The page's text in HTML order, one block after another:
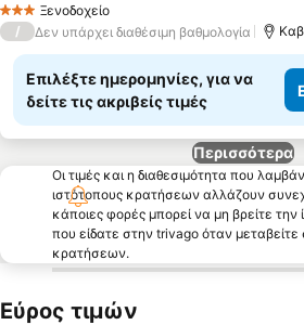
3 ΑστέριαΞενοδοχείο
/ Δεν υπάρχει διαθέσιμη βαθμολογία
Επιλέξτε ημερομηνίες, για να
δείτε τις ακριβείς τιμές
Περισσότερα
Οι τιμές και η διαθεσιμότητα που
ιστότοπους κρατήσεων αλλάζουν
κάποιες φορές μπορεί να μη βρείτε
που είδατε στην trivago όταν μεταβείτε
κρατήσεων.
Εύρος τιμών